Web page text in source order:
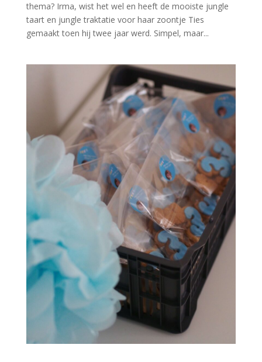
thema? Irma, wist het wel en heeft de mooiste jungle
taart en jungle traktatie voor haar zoontje Ties
gemaakt toen hij twee jaar werd. Simpel, maar...